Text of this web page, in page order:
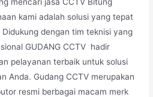
kami adalah solusi yang tepat
dengan tim teknisi yang
GUDANG CCTV hadir
pelayanan terbaik untuk solusi
Anda. Gudang CCTV merupakan
resmi berbagai macam merk